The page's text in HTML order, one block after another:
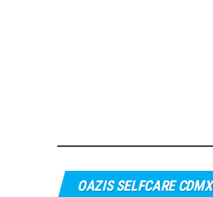
OAZIS SELFCARE CDMX